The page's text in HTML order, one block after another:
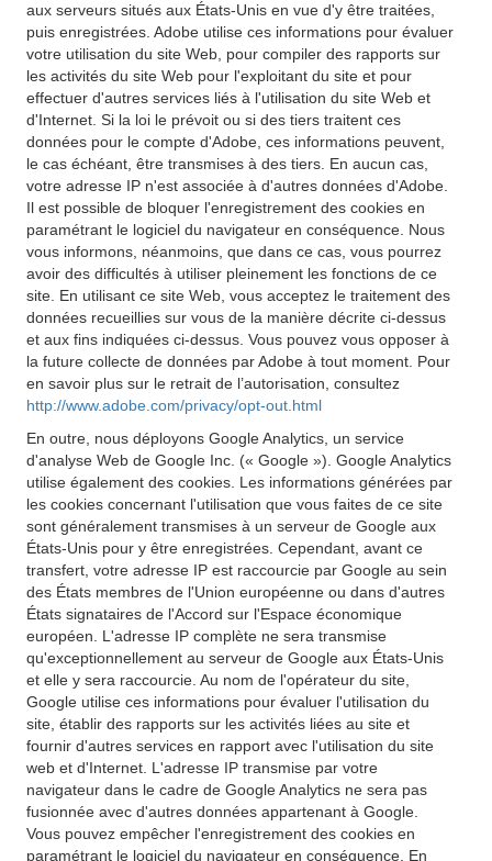
aux serveurs situés aux États-Unis en vue d'y être traitées,
puis enregistrées. Adobe utilise ces informations pour évaluer
votre utilisation du site Web, pour compiler des rapports sur
les activités du site Web pour l'exploitant du site et pour
effectuer d'autres services liés à l'utilisation du site Web et
d'Internet. Si la loi le prévoit ou si des tiers traitent ces
données pour le compte d'Adobe, ces informations peuvent,
le cas échéant, être transmises à des tiers. En aucun cas,
votre adresse IP n'est associée à d'autres données d'Adobe.
Il est possible de bloquer l'enregistrement des cookies en
paramétrant le logiciel du navigateur en conséquence. Nous
vous informons, néanmoins, que dans ce cas, vous pourrez
avoir des difficultés à utiliser pleinement les fonctions de ce
site. En utilisant ce site Web, vous acceptez le traitement des
données recueillies sur vous de la manière décrite ci-dessus
et aux fins indiquées ci-dessus. Vous pouvez vous opposer à
la future collecte de données par Adobe à tout moment. Pour
en savoir plus sur le retrait de l’autorisation, consultez
http://www.adobe.com/privacy/opt-out.html
En outre, nous déployons Google Analytics, un service
d'analyse Web de Google Inc. (« Google »). Google Analytics
utilise également des cookies. Les informations générées par
les cookies concernant l'utilisation que vous faites de ce site
sont généralement transmises à un serveur de Google aux
États-Unis pour y être enregistrées. Cependant, avant ce
transfert, votre adresse IP est raccourcie par Google au sein
des États membres de l'Union européenne ou dans d'autres
États signataires de l'Accord sur l'Espace économique
européen. L'adresse IP complète ne sera transmise
qu'exceptionnellement au serveur de Google aux États-Unis
et elle y sera raccourcie. Au nom de l'opérateur du site,
Google utilise ces informations pour évaluer l'utilisation du
site, établir des rapports sur les activités liées au site et
fournir d'autres services en rapport avec l'utilisation du site
web et d'Internet. L'adresse IP transmise par votre
navigateur dans le cadre de Google Analytics ne sera pas
fusionnée avec d'autres données appartenant à Google.
Vous pouvez empêcher l'enregistrement des cookies en
paramétrant le logiciel du navigateur en conséquence. En